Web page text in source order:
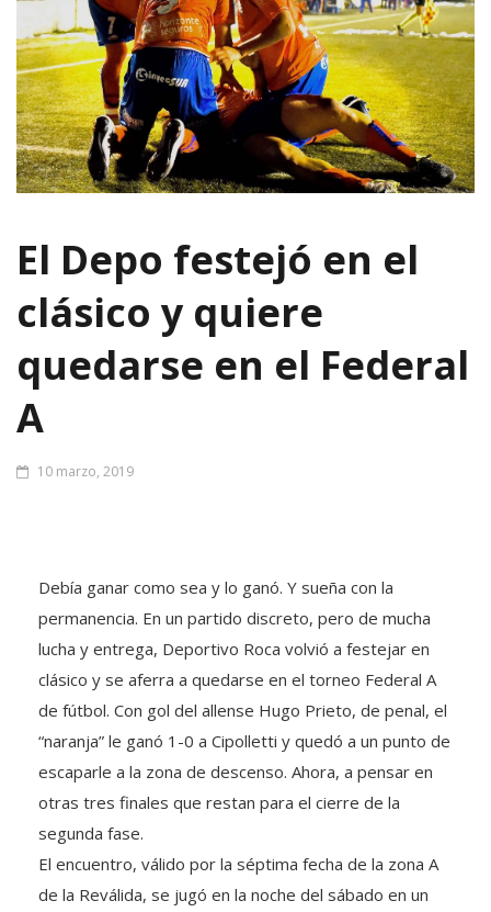
El Depo festejó en el
clásico y quiere
quedarse en el Federal
A
permanencia. En un partido discreto, pero de mucha
lucha y entrega, Deportivo Roca volvió a festejar en
clásico y se aferra a quedarse en el torneo Federal A
de fútbol. Con gol del allense Hugo Prieto, de penal, el
“naranja” le ganó 1-0 a Cipolletti y quedó a un punto de
escaparle a la zona de descenso. Ahora, a pensar en
otras tres finales que restan para el cierre de la
segunda fase.
El encuentro, válido por la séptima fecha de la zona A
de la Reválida, se jugó en la noche del sábado en un
“Luis Maiolino” que terminó festejando un justo triunfo